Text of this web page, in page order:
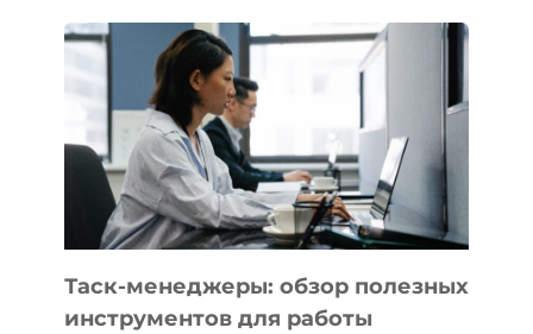
НОВЫЕ
ПРЕДМЕТЫ
ПО
ИСКУССТВЕННОМУ
ИНТЕЛЛЕКТУ
Таск-менеджеры: обзор полезных
инструментов для работы